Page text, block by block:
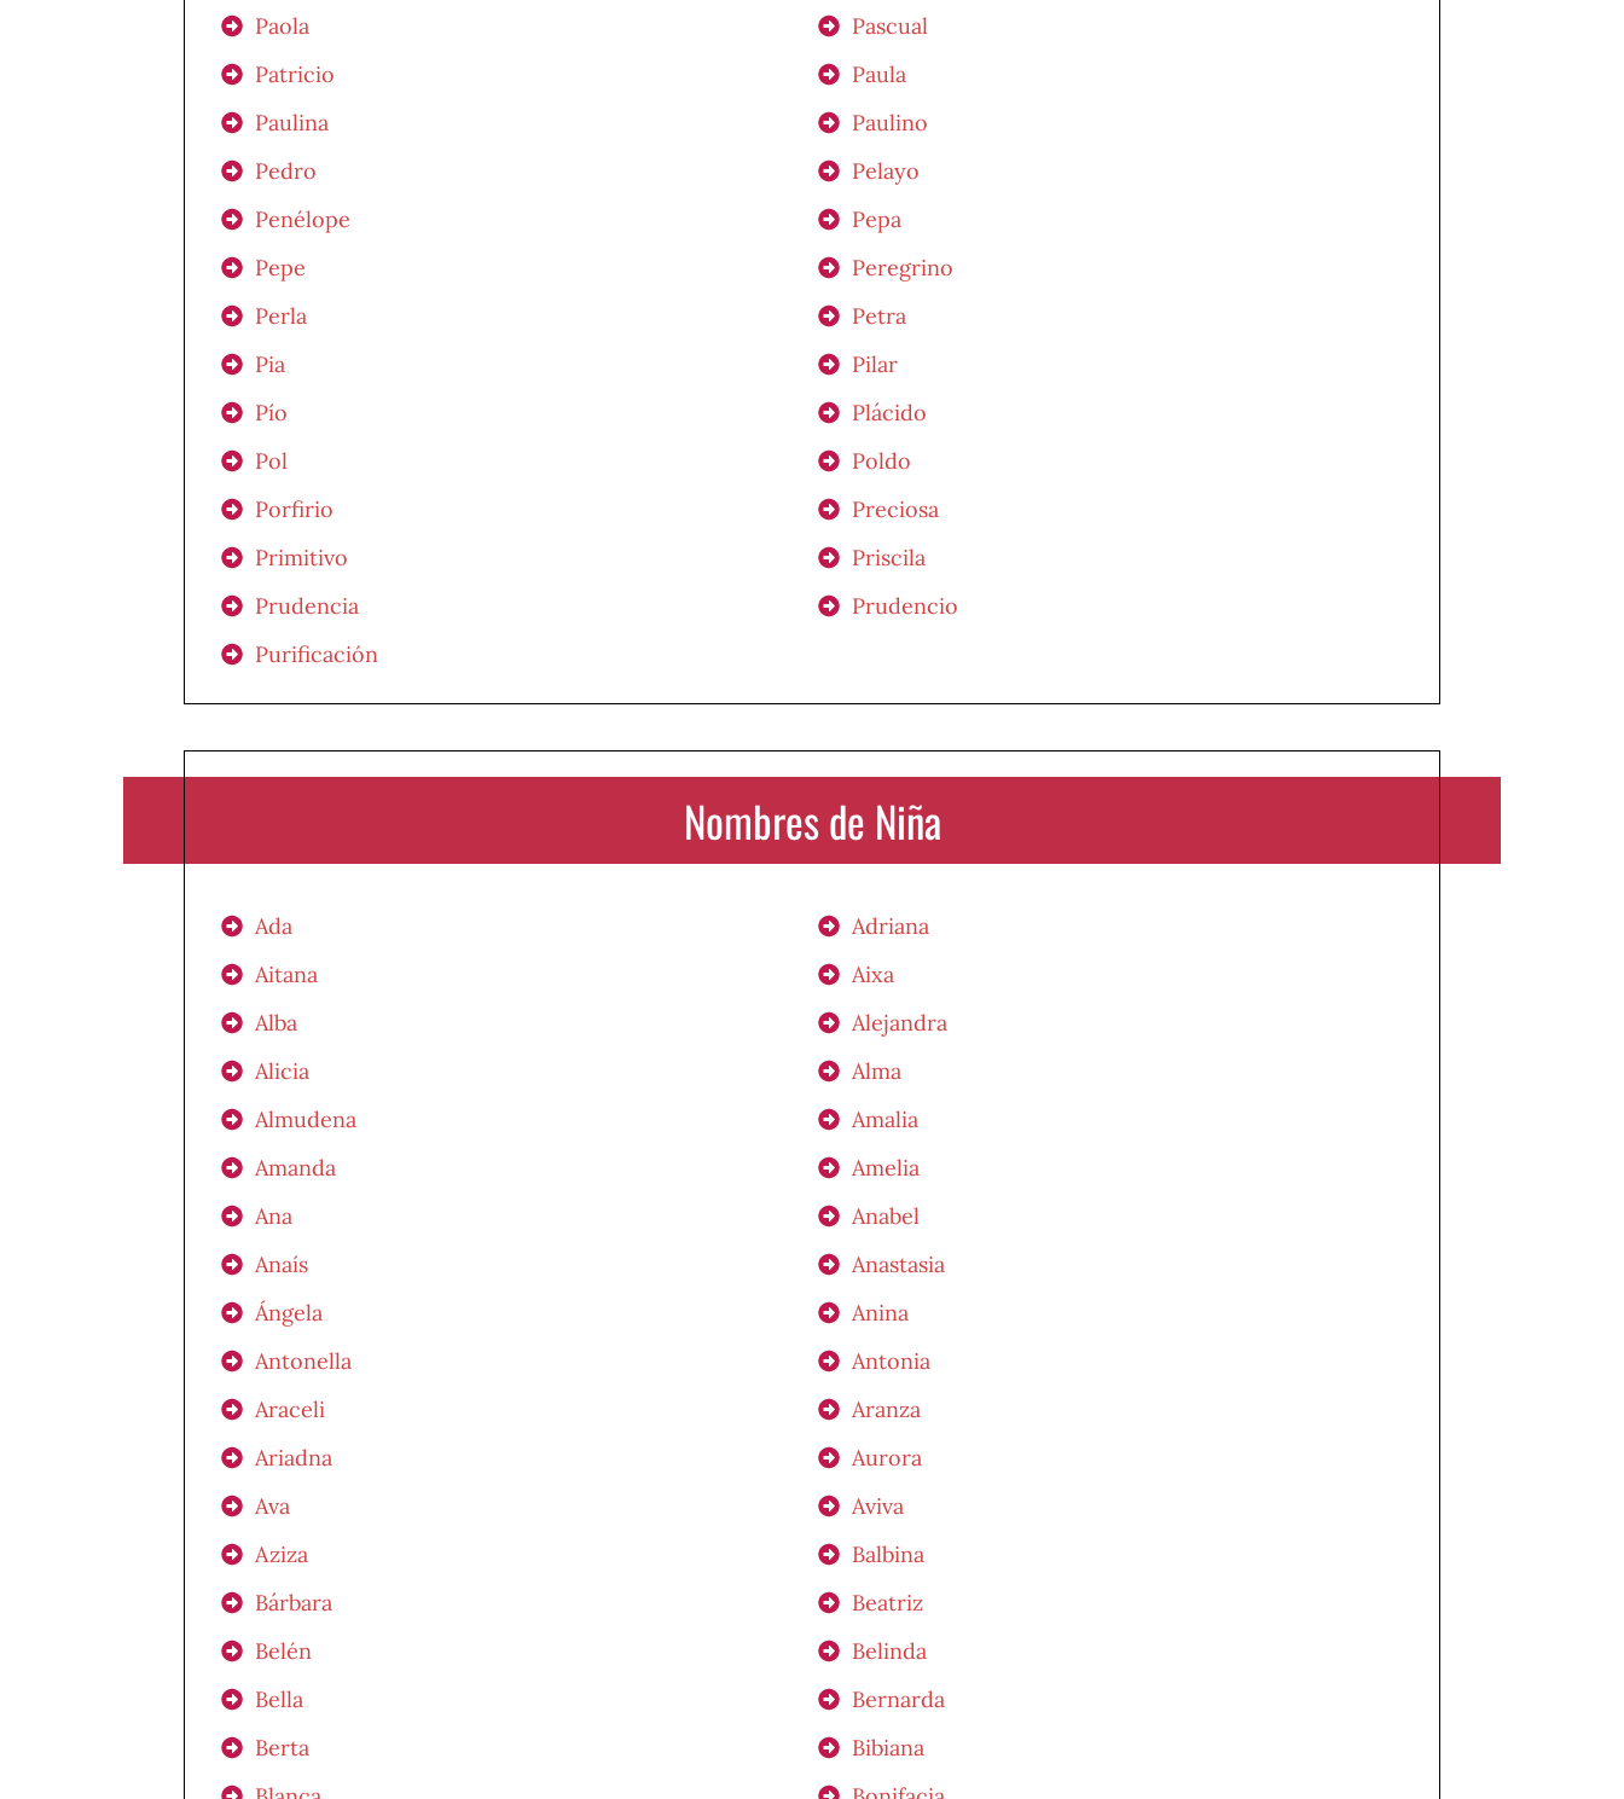
Paola
Pascual
Patricio
Paula
Paulina
Paulino
Pedro
Pelayo
Penélope
Pepa
Pepe
Peregrino
Perla
Petra
Pia
Pilar
Pío
Plácido
Pol
Poldo
Porfirio
Preciosa
Primitivo
Priscila
Prudencia
Prudencio
Purificación
Nombres de Niña
Ada
Adriana
Aitana
Aixa
Alba
Alejandra
Alicia
Alma
Almudena
Amalia
Amanda
Amelia
Ana
Anabel
Anaís
Anastasia
Ángela
Anina
Antonella
Antonia
Araceli
Aranza
Ariadna
Aurora
Ava
Aviva
Aziza
Balbina
Bárbara
Beatriz
Belén
Belinda
Bella
Bernarda
Berta
Bibiana